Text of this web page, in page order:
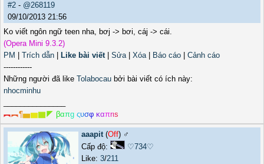
#2 - @268119
09/10/2013 21:56
Ko viết ngôn ngữ teen nha, bơj -> bơi, cáj -> cái.
(Opera Mini 9.3.2)
PM
Trích dẫn Like bài viết| Sửa| Xóa| Báo cáo
Cảnh cáo
------------
Những người đã like Tolabocau bởi bài viết có ích này:
nhocminhu
︻︻¶▅▆▇◤ βαπg ςυσφ καπrιs
aaapit(Off) ♂️
Cấp độ:
♡734♡
Like: 3/211